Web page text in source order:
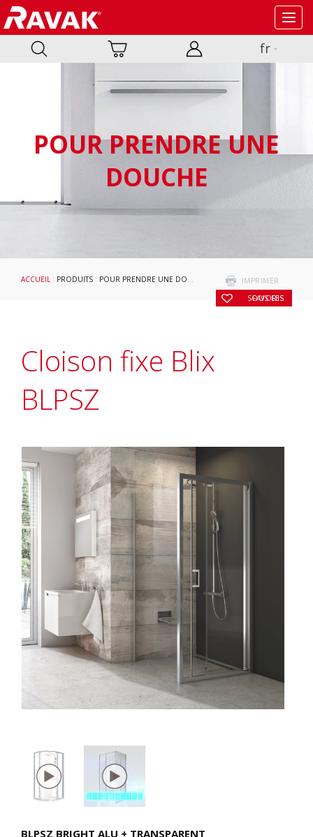
fr
POUR PRENDRE UNE
DOUCHE
IMPRIMER
SOUS LES FAVORIS
ACCUEIL : PRODUITS : POUR PRENDRE UNE DOUCHE CABINES DE DOUCHE ET
Cloison fixe Blix
BLPSZ
BLPSZ BRIGHT ALU + TRANSPARENT